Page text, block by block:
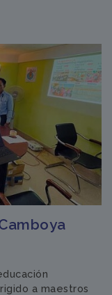
a maestros